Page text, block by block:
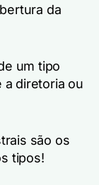
da
um tipo
a diretoria ou
são os
tipos!